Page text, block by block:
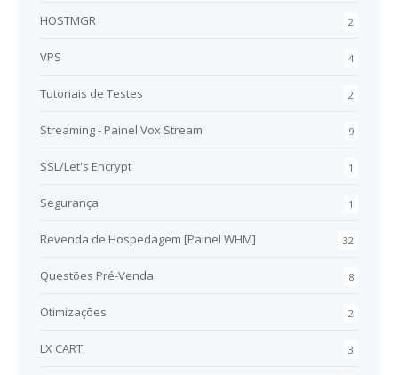
2
HOSTMGR
4
VPS
2
Tutoriais de Testes
9
Streaming - Painel Vox Stream
1
SSL/Let's Encrypt
1
Segurança
32
Revenda de Hospedagem [Painel WHM]
8
Questões Pré-Venda
2
Otimizações
3
LX CART